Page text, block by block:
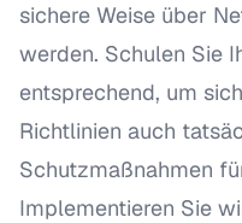
sichere Weise über
werden. Schulen Sie
entsprechend, um
Richtlinien auch
Schutzmaßnahmen
Implementieren Sie